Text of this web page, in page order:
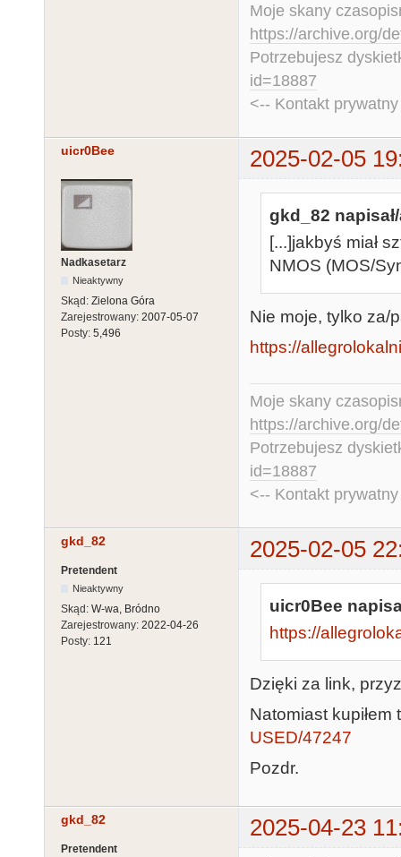
Moje skany
https://archive.org/
Potrzebujesz
id=18887
<-- Kontakt
uicr0Bee 2025-02-05
Nadkasetarz
Nieaktywny
Skąd: Zielona Góra
Zarejestrowany: 2007-05-07
Posty: 5,496
gkd_82
[...]jakbyś miał
NMOS (MOS/
Nie moje, tylko za/
https://
Moje skany
https://archive.org/
Potrzebujesz
id=18887
<-- Kontakt
gkd_82 2025-02-05
Pretendent
Nieaktywny
Skąd: W-wa, Bródno
Zarejestrowany: 2022-04-26
Posty: 121
uicr0Bee
https://
Dzięki za link,
Natomiast kupiłem
USED/47247
Pozdr.
gkd_82 2025-04-23
Pretendent